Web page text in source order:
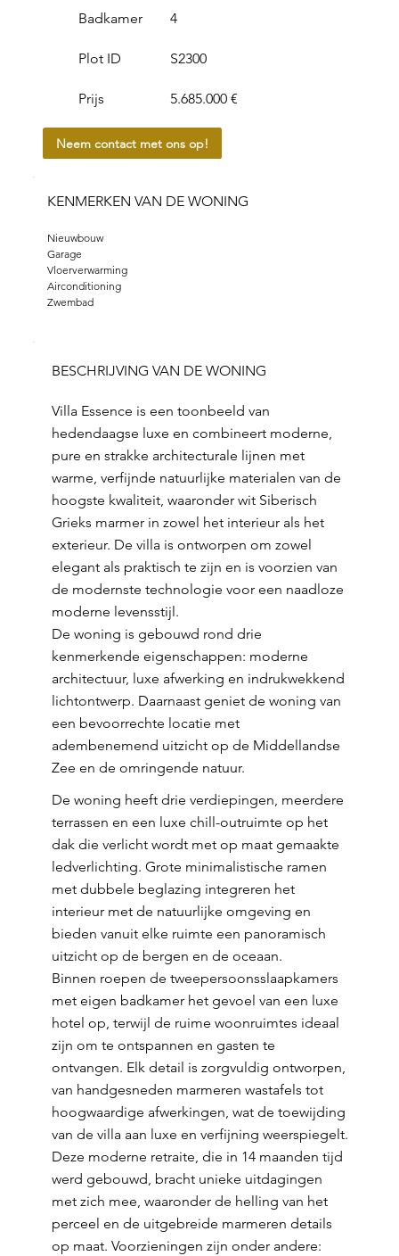
Badkamer 4
Plot ID
Prijs
S2300
5.685.000 €
Neem contact met ons op!
KENMERKEN VAN DE WONING
Nieuwbouw
Garage
Vloerverwarming
Airconditioning
Zwembad
BESCHRIJVING VAN DE WONING
Villa Essence is een toonbeeld van
hedendaagse luxe en combineert moderne,
pure en strakke architecturale lijnen met
warme, verfijnde natuurlijke materialen van de
hoogste kwaliteit, waaronder wit Siberisch
Grieks marmer in zowel het interieur als het
exterieur. De villa is ontworpen om zowel
elegant als praktisch te zijn en is voorzien van
de modernste technologie voor een naadloze
moderne levensstijl.
De woning is gebouwd rond drie
kenmerkende eigenschappen: moderne
architectuur, luxe afwerking en indrukwekkend
lichtontwerp. Daarnaast geniet de woning van
een bevoorrechte locatie met
adembenemend uitzicht op de Middellandse
Zee en de omringende natuur.
De woning heeft drie verdiepingen, meerdere
terrassen en een luxe chill-outruimte op het
dak die verlicht wordt met op maat gemaakte
ledverlichting. Grote minimalistische ramen
met dubbele beglazing integreren het
interieur met de natuurlijke omgeving en
bieden vanuit elke ruimte een panoramisch
uitzicht op de bergen en de oceaan.
Binnen roepen de tweepersoonsslaapkamers
met eigen badkamer het gevoel van een luxe
hotel op, terwijl de ruime woonruimtes ideaal
zijn om te ontspannen en gasten te
ontvangen. Elk detail is zorgvuldig ontworpen,
van handgesneden marmeren wastafels tot
hoogwaardige afwerkingen, wat de toewijding
van de villa aan luxe en verfijning weerspiegelt.
Deze moderne retraite, die in 14 maanden tijd
werd gebouwd, bracht unieke uitdagingen
met zich mee, waaronder de helling van het
perceel en de uitgebreide marmeren details
op maat. Voorzieningen zijn onder andere: